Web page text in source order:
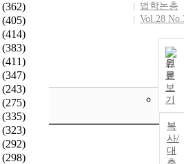
(362)
(405)
(414)
(383)
(411)
(347)
(243)
(275)
(335)
(323)
(292)
(298)
법학논총
Vol.28
원
문
보
기
복
사/
대